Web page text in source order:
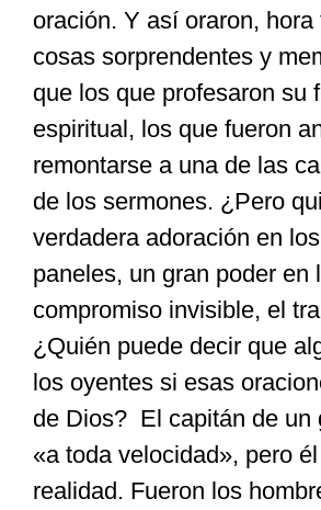
oración. Y así oraron,
cosas sorprendentes y
que los que profesaron su
espiritual, los que fueron
remontarse a una de las
de los sermones. ¿Pero
verdadera adoración en
paneles, un gran poder en
compromiso invisible, el
¿Quién puede decir que
los oyentes si esas
de Dios? El capitán de un
«a toda velocidad», pero
realidad. Fueron los